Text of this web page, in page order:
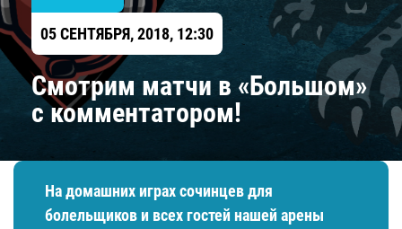
05 СЕНТЯБРЯ, 2018, 12:30
Смотрим матчи в «Большом»
с комментатором!
На домашних играх сочинцев для
болельщиков и всех гостей нашей арены